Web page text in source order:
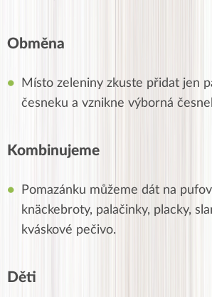
Obměna
Místo zeleniny zkuste přidat jen
česneku a vznikne výborná
Kombinujeme
Pomazánku můžeme dát na
knäckebroty, palačinky, placky,
kváskové pečivo.
Děti